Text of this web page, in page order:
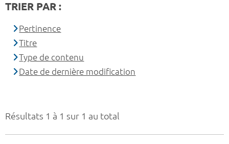
Résultats 1 à 1 sur 1 au total
TRIER PAR :
Pertinence
Titre
Type de contenu
Date de dernière modification